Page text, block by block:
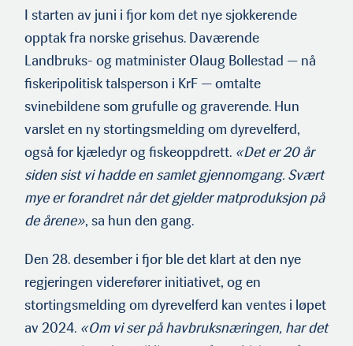
I starten av juni i fjor kom det nye sjok­kerende
opptak fra norske grisehus. Daværende
Landbruks- og matminister Olaug Bollestad — nå
fiskeripolitisk talsperson i KrF — omtalte
svinebildene som grufulle og graverende. Hun
varslet en ny stortingsmelding om dyrevelferd,
også for kjæledyr og fiskeoppdrett. «Det er 20 år
siden sist vi hadde en samlet gjennomgang. Svært
mye er forandret når det gjelder matproduksjon på
de årene», sa hun den gang.
Den 28. desember i fjor ble det klart at den nye
regjeringen viderefører initiativet, og en
stortingsmelding om dyrevelferd kan ventes i løpet
av 2024. «Om vi ser på havbruksnæringen, har det